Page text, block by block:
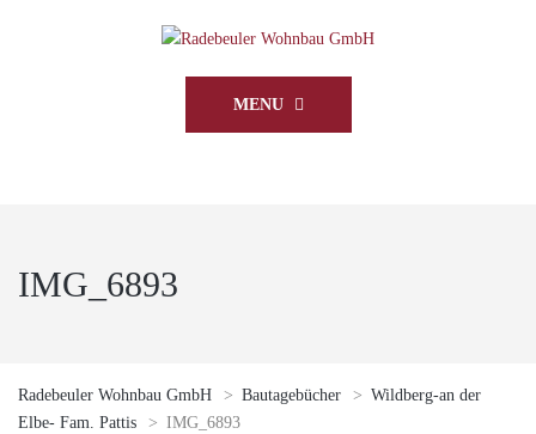
MENU
IMG_6893
Radebeuler Wohnbau GmbH > Bautagebücher > Wildberg-an der
Elbe- Fam. Pattis
> IMG_6893